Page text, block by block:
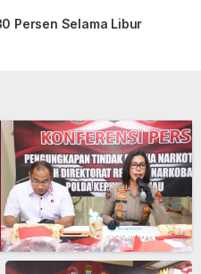
Persen Selama Libur